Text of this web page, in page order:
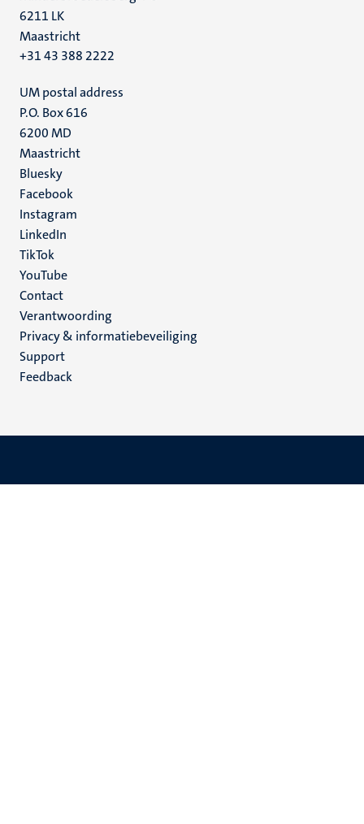
6211 LK
Maastricht
+31 43 388 2222
UM postal address
P.O. Box 616
6200 MD
Maastricht
Social
media
Bluesky
Facebook
Instagram
LinkedIn
TikTok
YouTube
Menu
footer
(NL)
Contact
Verantwoording
Privacy & informatiebeveiliging
Support
Feedback